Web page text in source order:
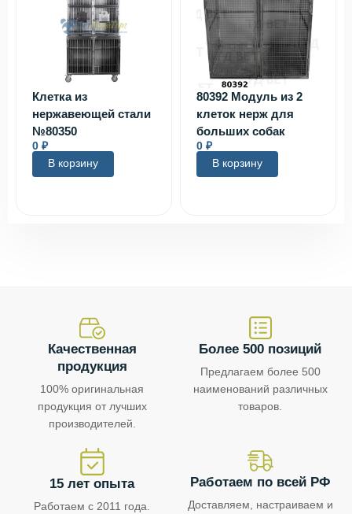
Клетка из
нержавеющей стали
№80350
0 ₽
В корзину
80392 Модуль из 2
клеток нерж для
больших собак
0 ₽
В корзину
Качественная
продукция
100% оригинальная
продукция от лучших
производителей.
Более 500 позиций
Предлагаем более 500
наименований различных
товаров.
15 лет опыта
Работаем с 2011 года.
Работаем по всей РФ
Доставляем, настраиваем и